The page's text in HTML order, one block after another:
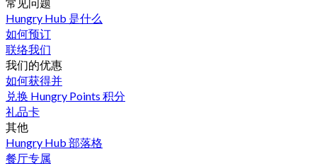
Hungry Hub 是什么
如何预订
联络我们
我们的优惠
如何获得并
兑换 Hungry Points 积分
礼品卡
其他
Hungry Hub 部落格
餐厅专属